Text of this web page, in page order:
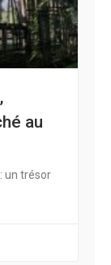
au
un trésor